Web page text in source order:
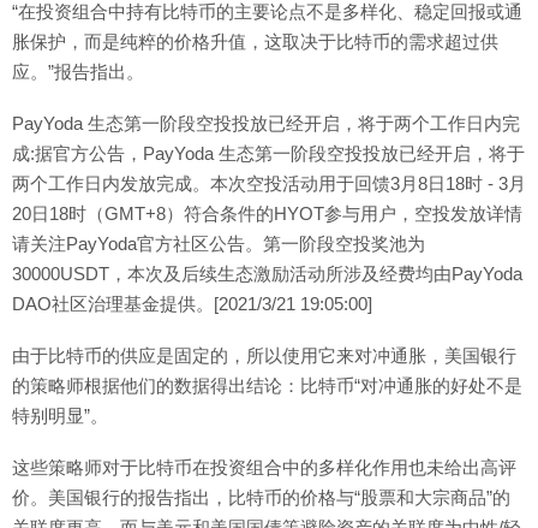
“在投资组合中持有比特币的主要论点不是多样化、稳定回报或通
胀保护，而是纯粹的价格升值，这取决于比特币的需求超过供
应。”报告指出。
PayYoda 生态第一阶段空投投放已经开启，将于两个工作日内完
成:据官方公告，PayYoda 生态第一阶段空投投放已经开启，将于
两个工作日内发放完成。本次空投活动用于回馈3月8日18时 - 3月
20日18时（GMT+8）符合条件的HYOT参与用户，空投发放详情
请关注PayYoda官方社区公告。第一阶段空投奖池为
30000USDT，本次及后续生态激励活动所涉及经费均由PayYoda
DAO社区治理基金提供。[2021/3/21 19:05:00]
由于比特币的供应是固定的，所以使用它来对冲通胀，美国银行
的策略师根据他们的数据得出结论：比特币“对冲通胀的好处不是
特别明显”。
这些策略师对于比特币在投资组合中的多样化作用也未给出高评
价。美国银行的报告指出，比特币的价格与“股票和大宗商品”的